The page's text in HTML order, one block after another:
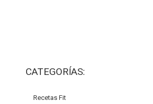
CATEGORÍAS:
Recetas Fit